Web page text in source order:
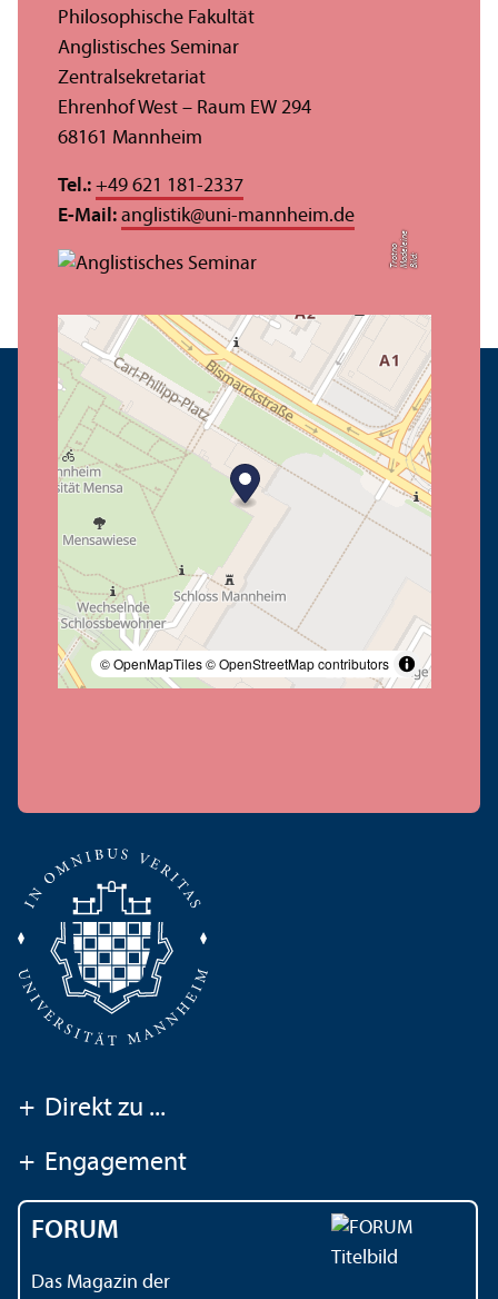
Bil
d:
M
a
d
el ei
n
eT
r
o
t
n
o
© OpenMapTiles© OpenStreetMap contributors
Philosophische Fakultät
Anglistisches Seminar
Zentralsekretariat
Ehrenhof West – Raum EW 294
68161 Mannheim
Tel.: +49 621 181-2337
E-Mail: anglistik@uni-mannheim.de
+ Direkt zu ...
+ Engagement
FORUM
Das Magazin der